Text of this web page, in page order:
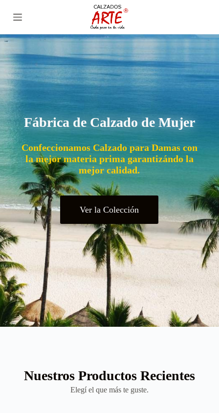
t
r
a
c
o
t
e
n
i
d
o
Fábrica de Calzado de Mujer
Confeccionamos Calzado para Damas con
la mejor materia prima garantizándo la
mejor calidad.
Ver la Colección
Nuestros Productos Recientes
Elegí el que más te guste.